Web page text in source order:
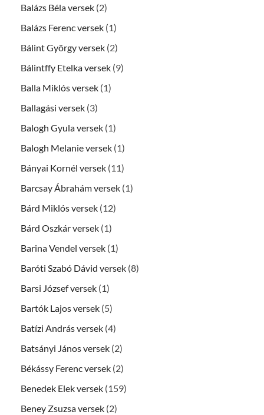
Balázs Béla versek (2)
Balázs Ferenc versek (1)
Bálint György versek (2)
Bálintffy Etelka versek (9)
Balla Miklós versek (1)
Ballagási versek (3)
Balogh Gyula versek (1)
Balogh Melanie versek (1)
Bányai Kornél versek (11)
Barcsay Ábrahám versek (1)
Bárd Miklós versek (12)
Bárd Oszkár versek (1)
Barina Vendel versek (1)
Baróti Szabó Dávid versek (8)
Barsi József versek (1)
Bartók Lajos versek (5)
Batízi András versek (4)
Batsányi János versek (2)
Békássy Ferenc versek (2)
Benedek Elek versek (159)
Beney Zsuzsa versek (2)